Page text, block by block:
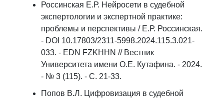
Россинская Е.Р. Нейросети в судебной
экспертологии и экспертной практике:
проблемы и перспективы / Е.Р. Россинская.
- DOI 10.17803/2311-5998.2024.115.3.021-
033. - EDN FZKHHN // Вестник
Университета имени О.Е. Кутафина. - 2024.
- № 3 (115). - С. 21-33.
Попов В.Л. Цифровизация в судебной